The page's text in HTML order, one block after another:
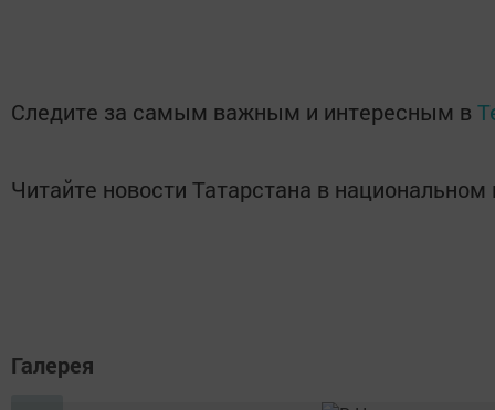
Следите за самым важным и интересным в
Читайте новости Татарстана в
Галерея